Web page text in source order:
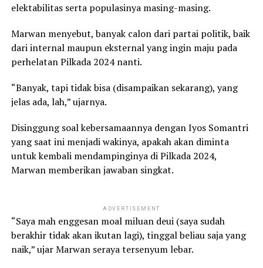
elektabilitas serta populasinya masing-masing.
Marwan menyebut, banyak calon dari partai politik, baik
dari internal maupun eksternal yang ingin maju pada
perhelatan Pilkada 2024 nanti.
“Banyak, tapi tidak bisa (disampaikan sekarang), yang
jelas ada, lah,” ujarnya.
Disinggung soal kebersamaannya dengan Iyos Somantri
yang saat ini menjadi wakinya, apakah akan diminta
untuk kembali mendampinginya di Pilkada 2024,
Marwan memberikan jawaban singkat.
ADVERTISEMENT
“Saya mah enggesan moal miluan deui (saya sudah
berakhir tidak akan ikutan lagi), tinggal beliau saja yang
naik,” ujar Marwan seraya tersenyum lebar.